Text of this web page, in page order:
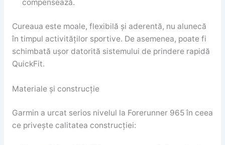
compensează.
Cureaua este moale, flexibilă și aderentă, nu alunecă
în timpul activităților sportive. De asemenea, poate fi
schimbată ușor datorită sistemului de prindere rapidă
QuickFit.
Materiale și construcție
Garmin a urcat serios nivelul la Forerunner 965 în ceea
ce privește calitatea construcției: